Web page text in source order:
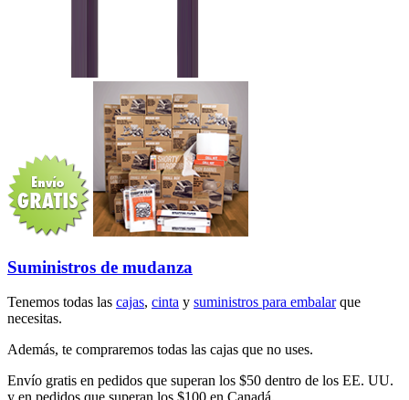
Suministros de mudanza
Tenemos todas las cajas, cinta y suministros para embalarque
necesitas.
Además, te compraremos todas las cajas que no uses.
Envío gratis en pedidos que superan los $50 dentro de los EE. UU.